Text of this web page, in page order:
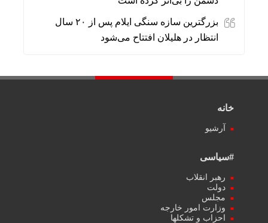
بزرگترین سازه سنگی ایلام پس از ۲۰ سال
انتظار در هلیلان افتتاح می‌شود
خانه
آرشیو
#سیاسی
رهبر انقلاب
دولت
مجلس
وزارت امور خارجه
احزاب و تشکلها